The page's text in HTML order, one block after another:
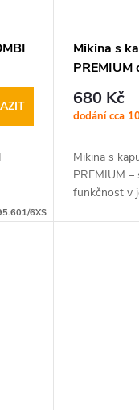
6XS
Mikina s
PREMIUM
680 Kč
dodání cca
Mikina s
PREMIUM
funkčnost v
univerzální